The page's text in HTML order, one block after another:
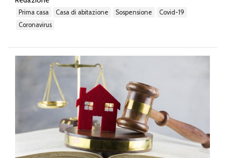
barcellona-p.g.-e-costituzionalmente-illegittima-~2/ )
anche il Tribunale di Rovigo ha rimesso alla Consulta...
prima casa casa di abitazione sospensione
covid-19
coronavirus